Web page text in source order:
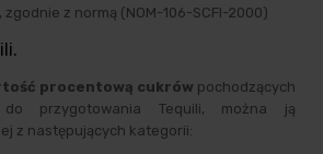
, zgodnie z normą (NOM-106-SCFI-2000)
procentową cukrów pochodzących
przygotowania Tequili, można ją
z następujących kategorii: